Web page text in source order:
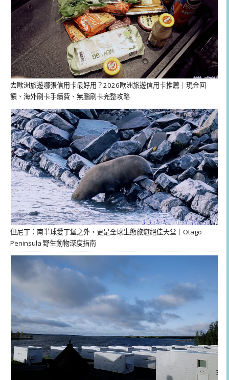
去歐洲旅遊哪張信用卡最好用？2026歐洲旅遊信用卡推薦｜現金回
饋、海外刷卡手續費、無腦刷卡完整攻略
但尼丁：南半球愛丁堡之外，更是全球生態旅遊絕佳天堂｜Otago
Peninsula 野生動物深度指南